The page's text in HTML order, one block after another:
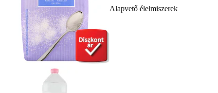
Alapvető élelmiszerek